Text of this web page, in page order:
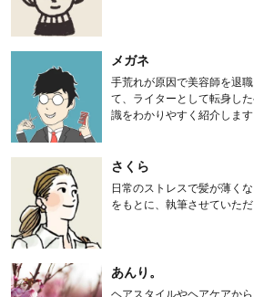
メガネ
手荒れが原因で美容師を退
て、ライターとして転身し
識をわかりやすく紹介します
さくら
日常のストレスで髪が薄く
をもとに、執筆させていただ
あんり。
ヘアスタイルやヘアケアか